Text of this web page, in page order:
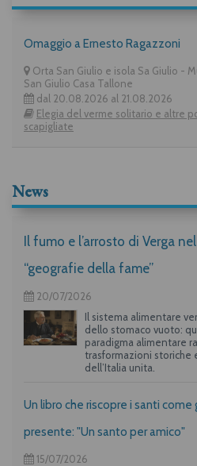
Omaggio a Ernesto Ragazzoni
Orta San Giulio e isola Sa Giulio -
San Giulio Casa Tallone
dal 20.08.2026 al 21.08.2026
Elegia del verme solitario e altre
scapigliate
News
Il fumo e l’arrosto di Verga
“geografie della fame”
20/07/2026
Il sistema alimentare
dello stomaco vuoto:
paradigma alimentare
trasformazioni storiche
dell’Italia unita.
Un libro che riscopre i santi come
presente: "Un santo per amico"
15/07/2026